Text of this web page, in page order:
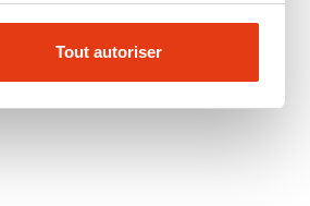
Tout autoriser